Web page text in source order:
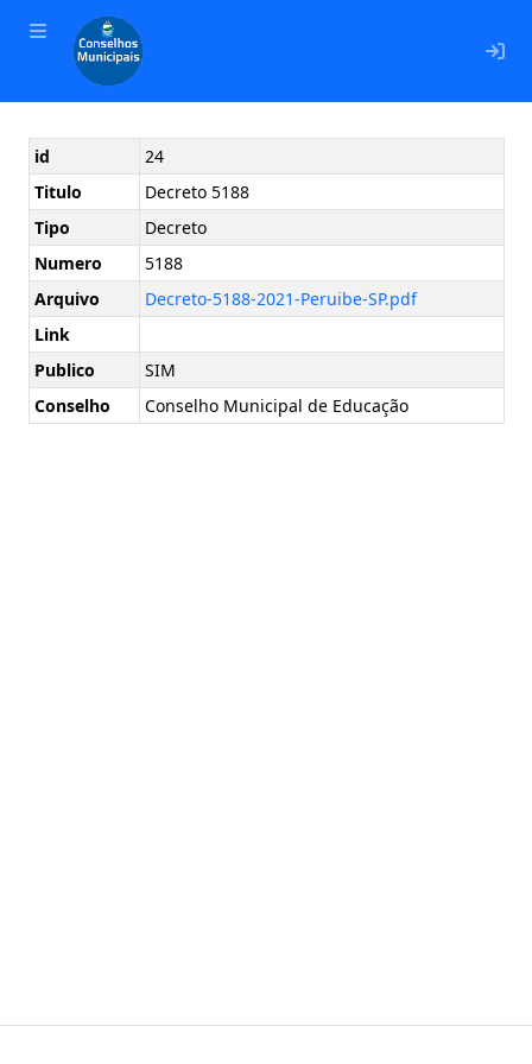
id
24
Titulo
Decreto 5188
Tipo
Decreto
Numero
5188
Arquivo
Decreto-5188-2021-Peruibe-SP.pdf
Link
Publico
SIM
Conselho
Conselho Municipal de Educação